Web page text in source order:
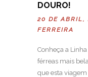
DOURO!
20 DE
FERREIRA
Conheça a
férreas mais
que esta